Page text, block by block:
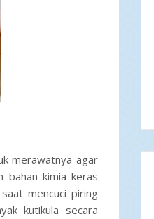
merawatnya agar
bahan kimia keras
mencuci piring
kutikula secara